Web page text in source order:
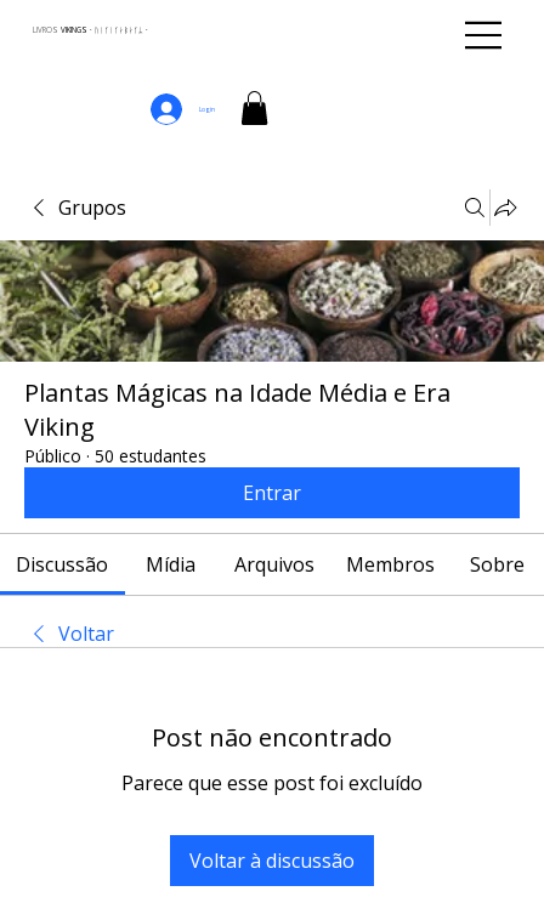
LIVROS VIKINGS · ᚢᛁᚴᛁᚴᛅᛒᛅᚴᛦ ·
Login
Grupos
Plantas Mágicas na Idade Média e Era
Viking
Público · 50 estudantes
Entrar
Discussão Mídia Arquivos Membros Sobre
Voltar
Post não encontrado
Parece que esse post foi excluído
Voltar à discussão